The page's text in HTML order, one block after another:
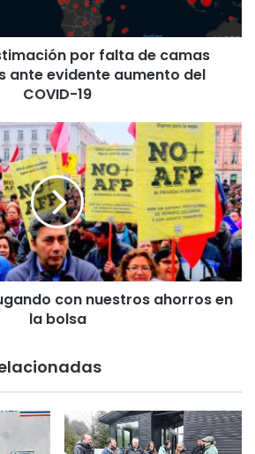
por falta de camas
ante evidente aumento del
COVID-19
con nuestros ahorros en
la bolsa